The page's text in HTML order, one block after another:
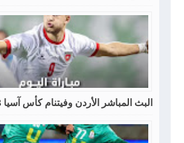
البث المباشر الأردن وفيتنام كأس آسيا 23